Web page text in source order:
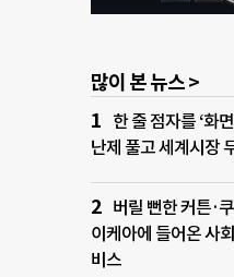
많이 본 뉴스 >
한 줄 점자를 ‘화
난제 풀고 세계시장
버릴 뻔한 커튼·
이케아에 들어온 사
비스